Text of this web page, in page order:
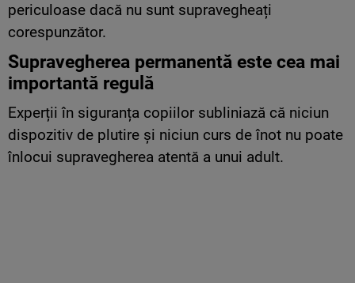
periculoase dacă nu sunt supravegheați
corespunzător.
Supravegherea permanentă este cea mai
importantă regulă
Experții în siguranța copiilor subliniază că niciun
dispozitiv de plutire și niciun curs de înot nu poate
înlocui supravegherea atentă a unui adult.